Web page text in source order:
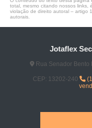
total, mesmo citando nossos links,
violação de direito autoral – artigo
autorais
Jotaflex
Rua Senador Bento
CEP: 13202-240